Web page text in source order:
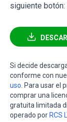
siguiente botón:
Si decide
conforme con
uso . Para usar
comprar una
gratuita limitada
operado por RCS